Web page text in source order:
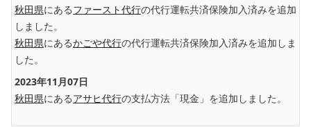
秋田県にあるファースト代行の代行運転共済保険加入済みを追加
しました。
秋田県にあるかごや代行の代行運転共済保険加入済みを追加しま
した。
2023年11月07日
秋田県にあるアサヒ代行の支払方法「現金」を追加しました。